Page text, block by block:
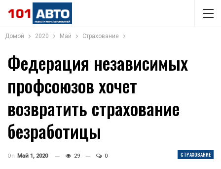
Домой 2020 Май Страхование
Федерация независимых
профсоюзов хочет
возвратить страхование
безработицы
СТРАХОВАНИЕ
On Май 1, 2020 29 0